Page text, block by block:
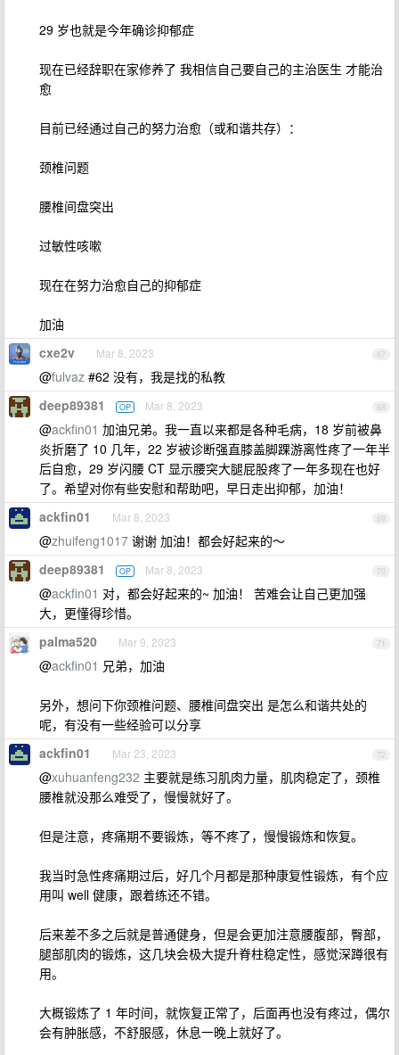
29 岁也就是今年确诊抑郁症
现在已经辞职在家修养了 我相信自己要自己的主治医生 才能治
愈
目前已经通过自己的努力治愈（或和谐共存）：
颈椎问题
腰椎间盘突出
过敏性咳嗽
现在在努力治愈自己的抑郁症
加油
67
cxe2v Mar 8, 2023
@fulvaz #62 没有，我是找的私教
68
deep89381 OP Mar 8, 2023
@ackfin01 加油兄弟。我一直以来都是各种毛病，18 岁前被鼻
炎折磨了 10 几年，22 岁被诊断强直膝盖脚踝游离性疼了一年半
后自愈，29 岁闪腰 CT 显示腰突大腿屁股疼了一年多现在也好
了。希望对你有些安慰和帮助吧，早日走出抑郁，加油！
69
ackfin01 Mar 8, 2023
@zhuifeng1017 谢谢 加油！都会好起来的～
70
deep89381 OP Mar 8, 2023
@ackfin01 对，都会好起来的~ 加油！ 苦难会让自己更加强
大，更懂得珍惜。
71
palma520 Mar 9, 2023
@ackfin01 兄弟，加油
另外，想问下你颈椎问题、腰椎间盘突出 是怎么和谐共处的
呢，有没有一些经验可以分享
72
ackfin01 Mar 23, 2023
@xuhuanfeng232 主要就是练习肌肉力量，肌肉稳定了，颈椎
腰椎就没那么难受了，慢慢就好了。
但是注意，疼痛期不要锻炼，等不疼了，慢慢锻炼和恢复。
我当时急性疼痛期过后，好几个月都是那种康复性锻炼，有个应
用叫 well 健康，跟着练还不错。
后来差不多之后就是普通健身，但是会更加注意腰腹部，臀部，
腿部肌肉的锻炼，这几块会极大提升脊柱稳定性，感觉深蹲很有
用。
大概锻炼了 1 年时间，就恢复正常了，后面再也没有疼过，偶尔
会有肿胀感，不舒服感，休息一晚上就好了。